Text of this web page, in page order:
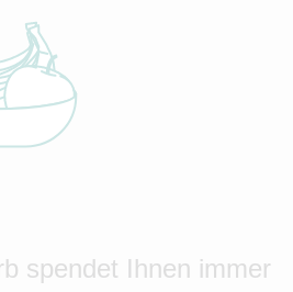
spendet Ihnen immer